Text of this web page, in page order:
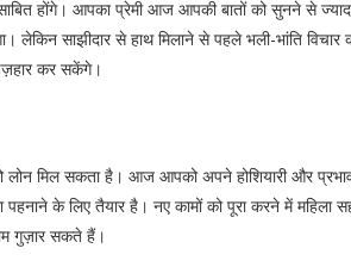
होंगे। आपका प्रेमी आज आपकी बातों को सुनने से
लेकिन साझीदार से हाथ मिलाने से पहले भली-भांति
कर सकेंगे।
मिल सकता है। आज आपको अपने होशियारी और
के लिए तैयार है। नए कामों को पूरा करने में महिला
गुज़ार सकते हैं।